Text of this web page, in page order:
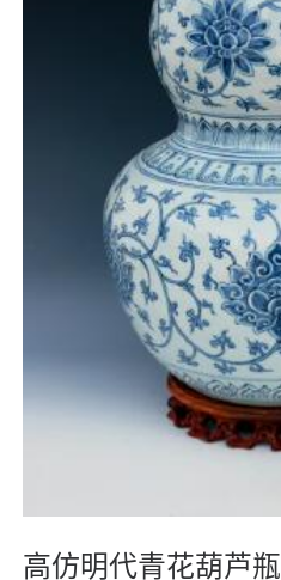
高仿明代青花葫芦瓶